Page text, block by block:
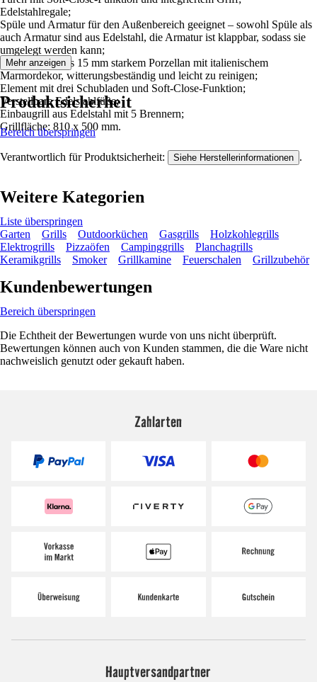
Edelstahlregale;
Spüle und Armatur für den Außenbereich geeignet – sowohl Spüle als
auch Armatur sind aus Edelstahl, die Armatur ist klappbar, sodass sie
umgelegt werden kann;
Arbeitsplatte aus 15 mm starkem Porzellan mit italienischem
Marmordekor, witterungsbeständig und leicht zu reinigen;
Element mit drei Schubladen und Soft-Close-Funktion;
Verstellbare Edelstahlfüße;
Einbaugrill aus Edelstahl mit 5 Brennern;
Grillfläche: 810 x 500 mm.
Mehr anzeigen
Produktsicherheit
Bereich überspringen
Verantwortlich für Produktsicherheit: Siehe Herstellerinformationen .
Weitere Kategorien
Liste überspringen
Garten
Grills Outdoorküchen Gasgrills
Holzkohlegrills
Elektrogrills
Pizzaöfen Campinggrills
Planchagrills
Keramikgrills
Smoker Grillkamine Feuerschalen Grillzubehör
Kundenbewertungen
Bereich überspringen
Die Echtheit der Bewertungen wurde von uns nicht überprüft.
Bewertungen können auch von Kunden stammen, die die Ware nicht
nachweislich genutzt oder gekauft haben.
Zahlarten
Hauptversandpartner